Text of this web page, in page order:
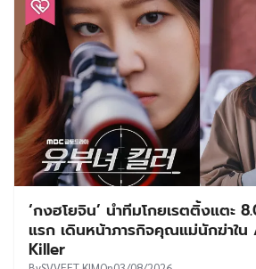
‘กงฮโยจิน’ นำทีมโกยเรตติ้งแตะ
แรก เดินหน้าภารกิจคุณแม่นักฆ่าใน
Killer